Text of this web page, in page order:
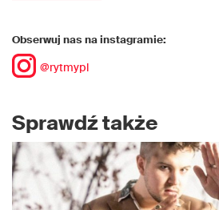
Obserwuj nas na instagramie:
@rytmypl
Sprawdź także